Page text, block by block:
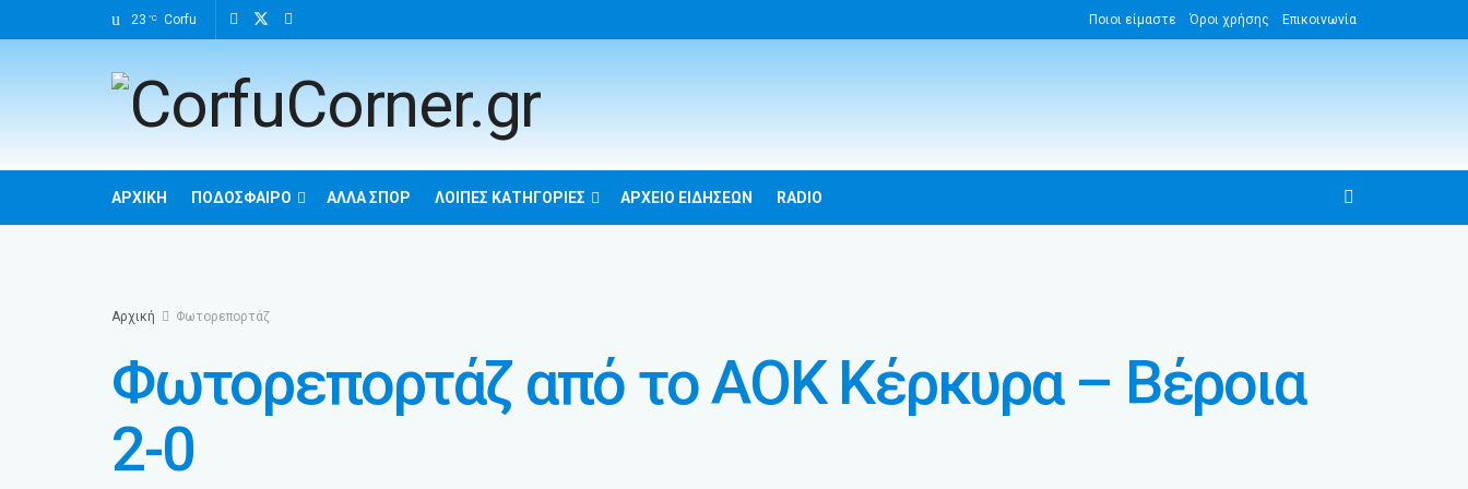
23 °C Corfu Ποιοι είμαστε Όροι χρήσης Επικοινωνία
ΑΡΧΙΚΉ ΠΟΔΌΣΦΑΙΡΟ ΆΛΛΑ ΣΠΌΡ ΛΟΙΠΈΣ ΚΑΤΗΓΟΡΊΕΣ ΑΡΧΕΊΟ ΕΙΔΉΣΕΩΝ RADIO
Αρχική Φωτορεπορτάζ
Φωτορεπορτάζ από το ΑΟΚ Κέρκυρα – Βέροια
2-0